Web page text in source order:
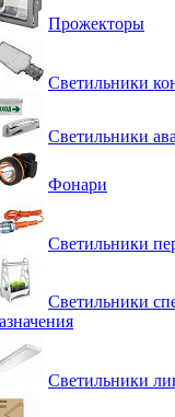
Прожекторы
Светильники
Светильники
Фонари
Светильники
Светильники
Светильники